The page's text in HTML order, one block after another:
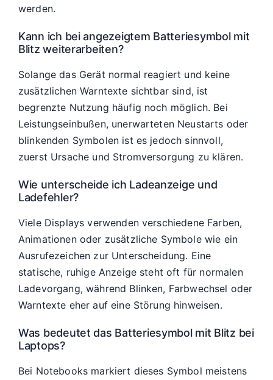
werden.
Kann ich bei angezeigtem Batteriesymbol mit
Blitz weiterarbeiten?
Solange das Gerät normal reagiert und keine
zusätzlichen Warntexte sichtbar sind, ist
begrenzte Nutzung häufig noch möglich. Bei
Leistungseinbußen, unerwarteten Neustarts oder
blinkenden Symbolen ist es jedoch sinnvoll,
zuerst Ursache und Stromversorgung zu klären.
Wie unterscheide ich Ladeanzeige und
Ladefehler?
Viele Displays verwenden verschiedene Farben,
Animationen oder zusätzliche Symbole wie ein
Ausrufezeichen zur Unterscheidung. Eine
statische, ruhige Anzeige steht oft für normalen
Ladevorgang, während Blinken, Farbwechsel oder
Warntexte eher auf eine Störung hinweisen.
Was bedeutet das Batteriesymbol mit Blitz bei
Laptops?
Bei Notebooks markiert dieses Symbol meistens